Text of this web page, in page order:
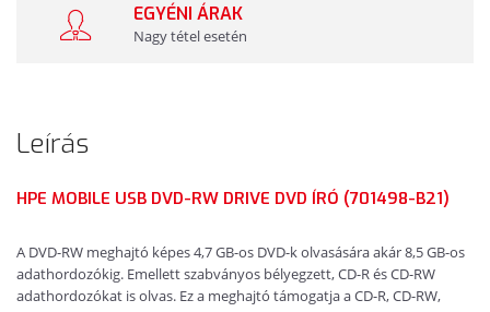
EGYÉNI ÁRAK
Nagy tétel esetén
Leírás
HPE MOBILE USB DVD-RW DRIVE DVD ÍRÓ (701498-B21)
A DVD-RW meghajtó képes 4,7 GB-os DVD-k olvasására akár 8,5 GB-os
adathordozókig. Emellett szabványos bélyegzett, CD-R és CD-RW
adathordozókat is olvas. Ez a meghajtó támogatja a CD-R, CD-RW,